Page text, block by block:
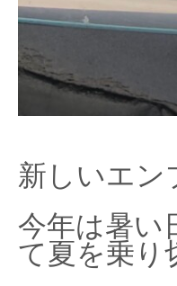
新しいエン
今年は暑い
て夏を乗り